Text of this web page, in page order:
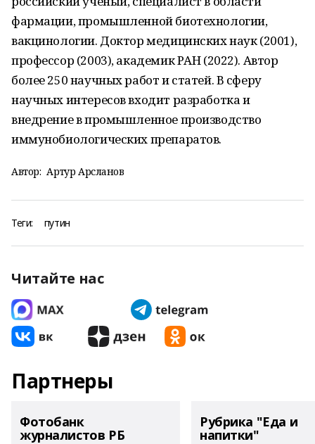
фармации, промышленной биотехнологии,
вакцинологии. Доктор медицинских наук (2001),
профессор (2003), академик РАН (2022). Автор
более 250 научных работ и статей. В сферу
научных интересов входит разработка и
внедрение в промышленное производство
иммунобиологических препаратов.
Автор: Артур Арсланов
Теги: путин
Читайте нас
Партнеры
Фотобанк
журналистов РБ
Рубрика "Еда и
напитки"